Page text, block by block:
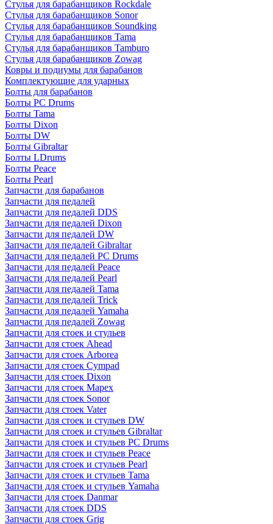
Стулья для барабанщиков Rockdale
Стулья для барабанщиков Sonor
Стулья для барабанщиков Soundking
Стулья для барабанщиков Tama
Стулья для барабанщиков Tamburo
Стулья для барабанщиков Zowag
Ковры и подиумы для барабанов
Комплектующие для ударных
Болты для барабанов
Болты PC Drums
Болты Tama
Болты Dixon
Болты DW
Болты Gibraltar
Болты LDrums
Болты Peace
Болты Pearl
Запчасти для барабанов
Запчасти для педалей
Запчасти для педалей DDS
Запчасти для педалей Dixon
Запчасти для педалей DW
Запчасти для педалей Gibraltar
Запчасти для педалей PC Drums
Запчасти для педалей Peace
Запчасти для педалей Pearl
Запчасти для педалей Tama
Запчасти для педалей Trick
Запчасти для педалей Yamaha
Запчасти для педалей Zowag
Запчасти для стоек и стульев
Запчасти для стоек Ahead
Запчасти для стоек Arborea
Запчасти для стоек Cympad
Запчасти для стоек Dixon
Запчасти для стоек Mapex
Запчасти для стоек Sonor
Запчасти для стоек Vater
Запчасти для стоек и стульев DW
Запчасти для стоек и стульев Gibraltar
Запчасти для стоек и стульев PC Drums
Запчасти для стоек и стульев Peace
Запчасти для стоек и стульев Pearl
Запчасти для стоек и стульев Tama
Запчасти для стоек и стульев Yamaha
Запчасти для стоек Danmar
Запчасти для стоек DDS
Запчасти для стоек Grig